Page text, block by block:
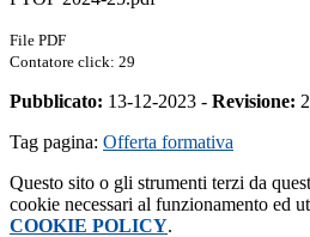
File PDF
Contatore click: 29
Pubblicato: 13-12-2023 - Revisione:
Tag pagina: Offerta formativa
Questo sito o gli strumenti terzi da
cookie necessari al funzionamento ed
COOKIE POLICY.